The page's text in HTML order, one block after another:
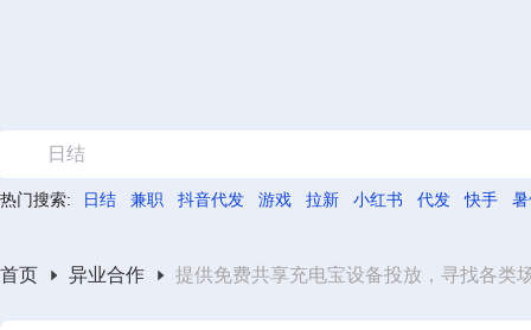
日结
热门搜索: 日结 兼职 抖音代发 游戏 拉新 小红书 代发 快手
首页 异业合作 提供免费共享充电宝设备投放，寻找各类